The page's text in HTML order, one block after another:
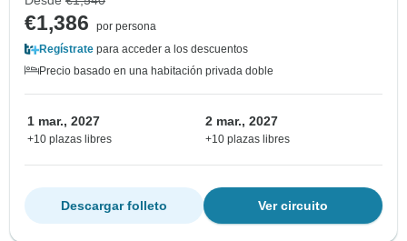
€1,386
por persona
Regístrate para acceder a los descuentos
Precio basado en una habitación privada doble
1 mar., 2027
+10 plazas libres
2 mar., 2027
+10 plazas libres
Ver circuito
Descargar folleto